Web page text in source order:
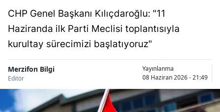
CHP Genel Başkanı Kılıçdaroğlu: "11
Haziranda ilk Parti Meclisi toplantısıyla
kurultay sürecimizi başlatıyoruz"
Merzifon Bilgi
Editör
Yayınlanma
08 Haziran 2026 - 21:49